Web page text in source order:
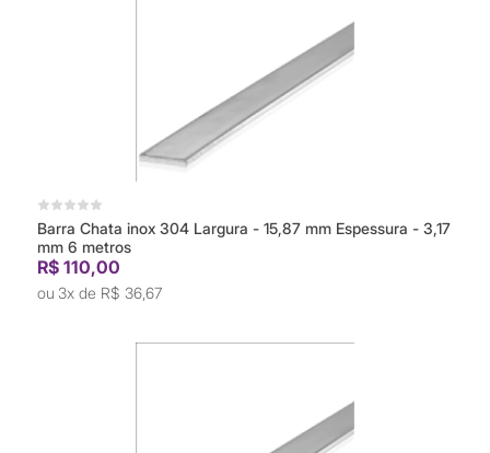
Barra Chata inox 304 Largura - 15,87 mm Espessura - 3,17
mm 6 metros
R$ 110,00
3x de R$ 36,67